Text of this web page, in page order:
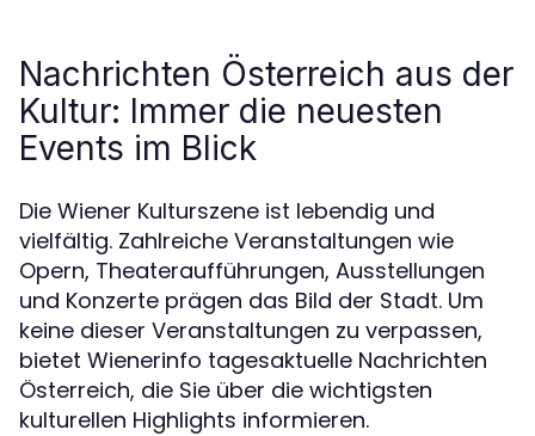
Nachrichten Österreich aus der
Kultur: Immer die neuesten
Events im Blick
Die Wiener Kulturszene ist lebendig und
vielfältig. Zahlreiche Veranstaltungen wie
Opern, Theateraufführungen, Ausstellungen
und Konzerte prägen das Bild der Stadt. Um
keine dieser Veranstaltungen zu verpassen,
bietet Wienerinfo tagesaktuelle Nachrichten
Österreich, die Sie über die wichtigsten
kulturellen Highlights informieren.